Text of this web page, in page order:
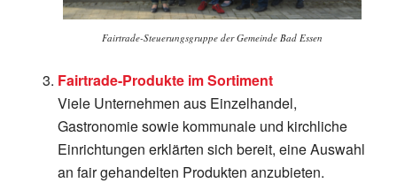
Fairtrade-Steuerungsgruppe der Gemeinde Bad Essen
Fairtrade-Produkte im Sortiment
Viele Unternehmen aus Einzelhandel,
Gastronomie sowie kommunale und kirchliche
Einrichtungen erklärten sich bereit, eine Auswahl
an fair gehandelten Produkten anzubieten.